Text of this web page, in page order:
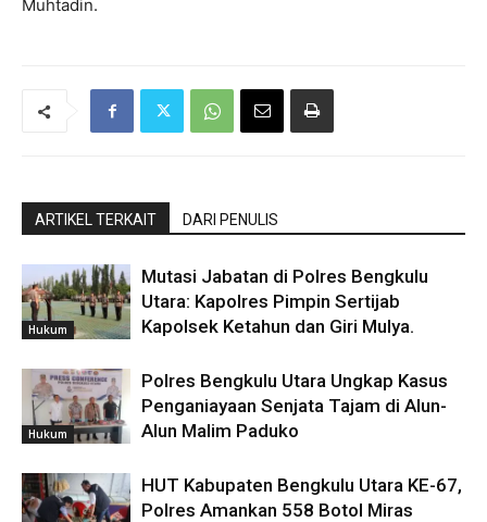
Muhtadin.
ARTIKEL TERKAIT DARI PENULIS
Hukum
Mutasi Jabatan di Polres Bengkulu
Utara: Kapolres Pimpin Sertijab
Kapolsek Ketahun dan Giri Mulya.
Hukum
Polres Bengkulu Utara Ungkap Kasus
Penganiayaan Senjata Tajam di Alun-
Alun Malim Paduko
HUT Kabupaten Bengkulu Utara KE-67,
Polres Amankan 558 Botol Miras